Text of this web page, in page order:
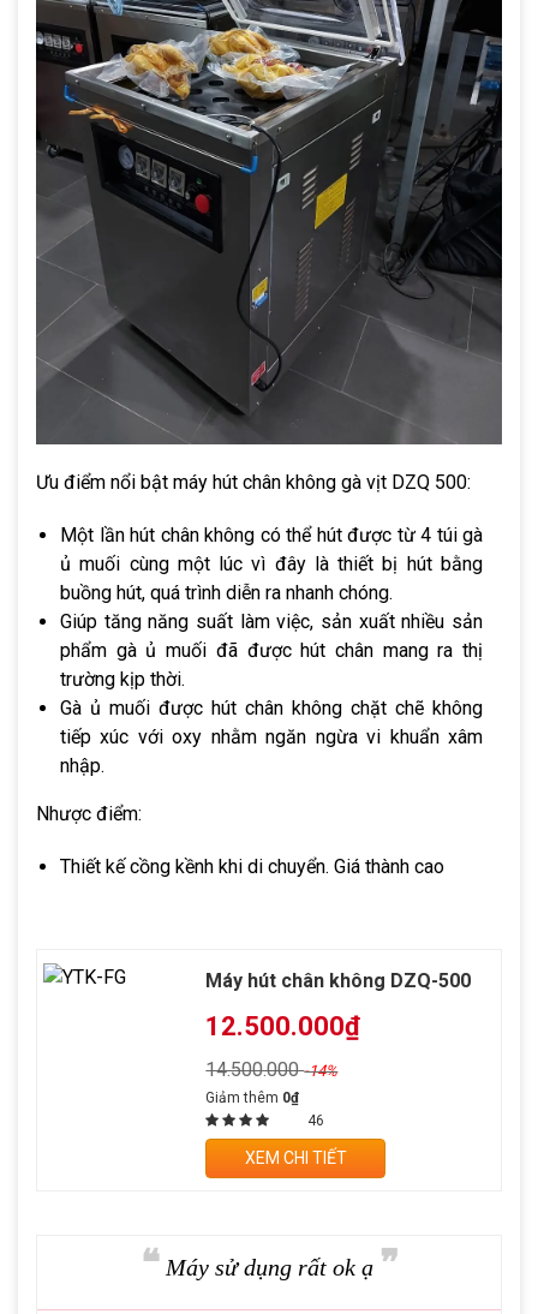
Ưu điểm nổi bật máy hút chân không gà vịt DZQ 500:
Một lần hút chân không có thể hút được từ 4 túi gà
ủ muối cùng một lúc vì đây là thiết bị hút bằng
buồng hút, quá trình diễn ra nhanh chóng.
Giúp tăng năng suất làm việc, sản xuất nhiều sản
phẩm gà ủ muối đã được hút chân mang ra thị
trường kịp thời.
Gà ủ muối được hút chân không chặt chẽ không
tiếp xúc với oxy nhằm ngăn ngừa vi khuẩn xâm
nhập.
Nhược điểm:
Thiết kế cồng kềnh khi di chuyển. Giá thành cao
Máy hút chân không DZQ-500
12.500.000₫
14.500.000-14%
Giảm thêm 0₫
46
XEM CHI TIẾT
❝Máy sử dụng rất ok ạ ❞